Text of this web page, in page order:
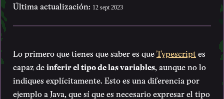
Última actualización: 12 sept 2023
Lo primero que tienes que saber es queTypescriptes
capaz deinferir el tipo de las variables , aunque no lo
indiques explícitamente. Esto es una diferencia por
ejemplo a Java, que sí que es necesario expresar el tipo